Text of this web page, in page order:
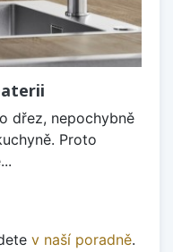
dřez, nepochybně
Proto
v naší poradně.